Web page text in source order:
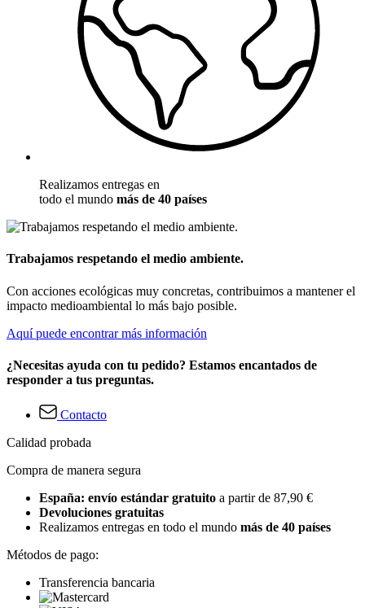
Realizamos entregas en
todo el mundo más de 40 países
Trabajamos respetando el medio ambiente.
Con acciones ecológicas muy concretas, contribuimos a mantener el
impacto medioambiental lo más bajo posible.
Aquí puede encontrar más información
¿Necesitas ayuda con tu pedido? Estamos encantados de
responder a tus preguntas.
Contacto
Calidad probada
Compra de manera segura
España: envío estándar gratuito a partir de 87,90 €
Devoluciones gratuitas
Realizamos entregas en todo el mundo más de 40 países
Métodos de pago:
Transferencia bancaria